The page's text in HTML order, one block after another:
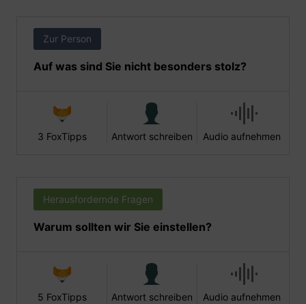
Zur Person
Auf was sind Sie nicht besonders stolz?
3 FoxTipps Antwort schreiben Audio aufnehmen
Herausfordernde Fragen
Warum sollten wir Sie einstellen?
5 FoxTipps Antwort schreiben Audio aufnehmen